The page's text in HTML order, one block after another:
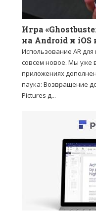
Игра
на Android и iOS
Использование AR
совсем новое. Мы уже
приложениях
паука: Возвращение
Pictures д...